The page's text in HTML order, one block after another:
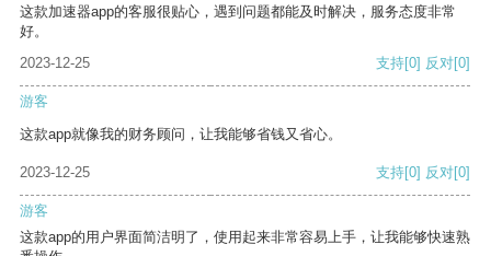
这款加速器app的客服很贴心，遇到问题都能及时解决，服务态度非常
好。
2023-12-25
支持[0] 反对[0]
游客
这款app就像我的财务顾问，让我能够省钱又省心。
2023-12-25 支持[0] 反对[0]
游客
这款app的用户界面简洁明了，使用起来非常容易上手，让我能够快速熟